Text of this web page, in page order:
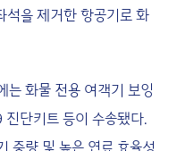
을 제거한 항공기로 화
화물 전용 여객기 보잉
단키트 등이 수송됐다.
중량 및 높은 연료 효율성